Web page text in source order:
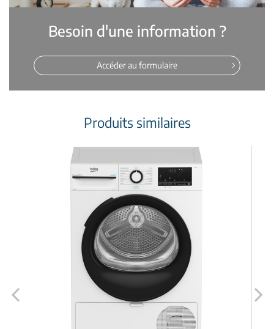
Besoin d'une information ?
Accéder au formulaire
Produits similaires